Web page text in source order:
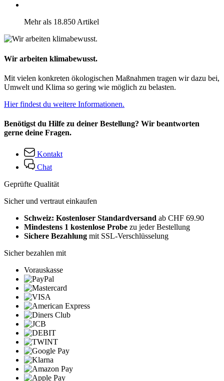
Mehr als 18.850 Artikel
Wir arbeiten klimabewusst.
Mit vielen konkreten ökologischen Maßnahmen tragen wir dazu bei,
Umwelt und Klima so gering wie möglich zu belasten.
Hier findest du weitere Informationen.
Benötigst du Hilfe zu deiner Bestellung? Wir beantworten
gerne deine Fragen.
Kontakt
Chat
Geprüfte Qualität
Sicher und vertraut einkaufen
Schweiz: Kostenloser Standardversand ab CHF 69.90
Mindestens 1 kostenlose Probe zu jeder Bestellung
Sichere Bezahlung mit SSL-Verschlüsselung
Sicher bezahlen mit
Vorauskasse